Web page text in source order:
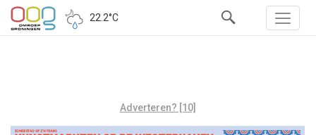
22.2°C
Adverteren? [10]